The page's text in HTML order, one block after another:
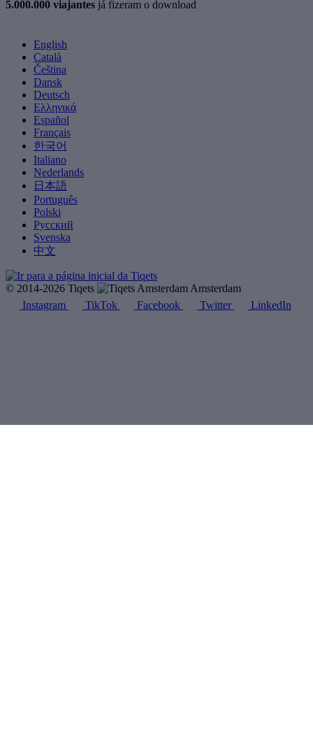
5.000.000 viajantes já fizeram o download
English
Català
Čeština
Dansk
Deutsch
Ελληνικά
Español
Français
한국어
Italiano
Nederlands
日本語
Português
Polski
Русский
Svenska
中文
© 2014-2026 Tiqets
Amsterdam
Instagram
TikTok Facebook Twitter LinkedIn